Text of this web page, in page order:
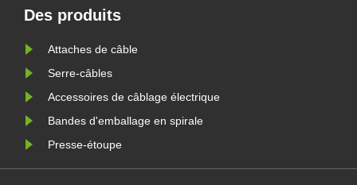
la qualité de ses produits est
choisir une bonne qualité
Des produits
Attaches de câble
Serre-câbles
Accessoires de câblage électrique
Bandes d'emballage en spirale
Presse-étoupe